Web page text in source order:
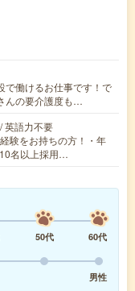
で働けるお仕事です！で
んの要介護度も…
英語力不要
験をお持ちの方！・年
名以上採用…
50代
60代
男性